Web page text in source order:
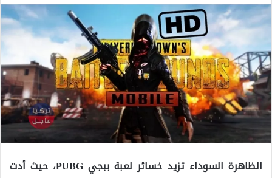
الظاهرة السوداء تزيد خسائر لعبة ببجي PUBG، حيث أدت